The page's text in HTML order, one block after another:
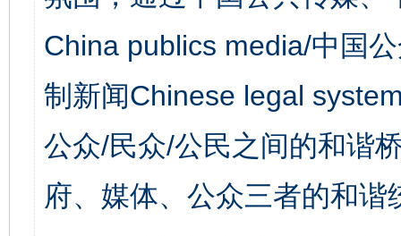
China publics media/中国
制新闻Chinese legal
公众/民众/公民之间的和谐
府、媒体、公众三者的和谐